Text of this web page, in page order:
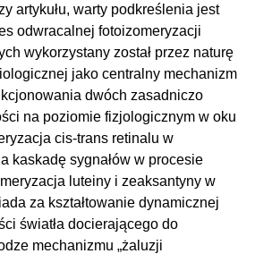
artykułu, warty podkreślenia jest
odwracalnej fotoizomeryzacji
wykorzystany został przez naturę
jako centralny mechanizm
dwóch zasadniczo
na poziomie fizjologicznym w oku
cis-trans retinalu w
kaskadę sygnałów w procesie
luteiny i zeaksantyny w
za kształtowanie dynamicznej
światła docierającego do
mechanizmu „żaluzji